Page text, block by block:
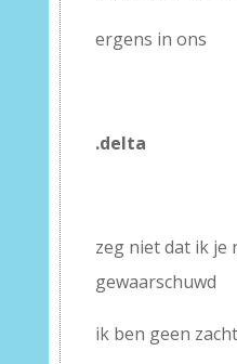
ergens in ons
.delta
zeg niet dat ik je
gewaarschuwd
ik ben geen